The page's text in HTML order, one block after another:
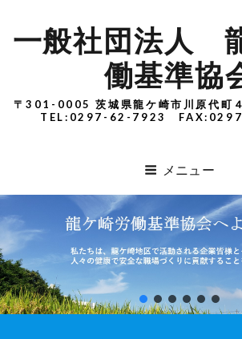
一般社団法人
働基準協
〒301-0005 茨城県龍ケ崎市川原代町
TEL:0297-62-7923
メニュー